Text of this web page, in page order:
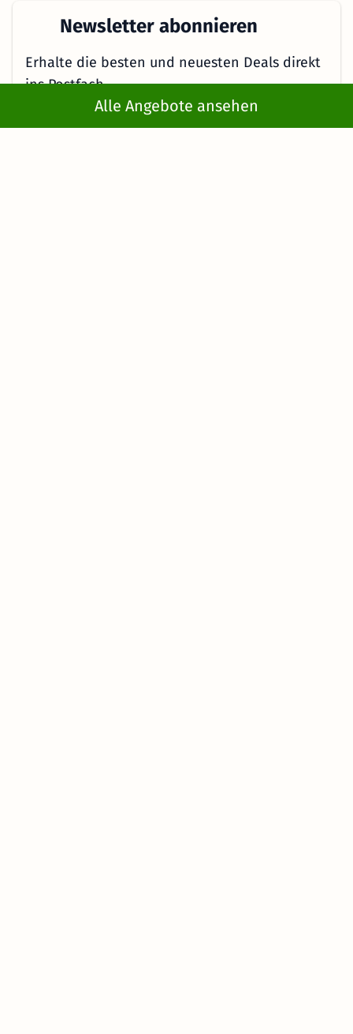
Alle Angebote ansehen
Wellnesshotels in Wolfsburg
Newsletter abonnieren
Erhalte die besten und neuesten Deals direkt
ins Postfach